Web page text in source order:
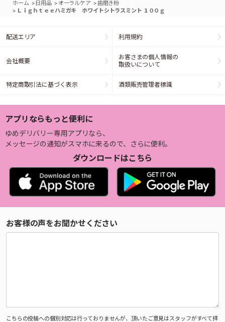
ホーム > 日用品 > オーラルケア >歯磨き粉
> Ｌｉｇｈｔｅｅハミガキ ホワイトシトラスミント １００ｇ
配送エリア 利用規約
会社概要
お客さまの個人情報の
取扱いについて
特定商取引法に基づく表示 酒類販売管理者標識
アプリならもっと便利に
ゆめデリバリー専用アプリなら、
メッセージの通知がスマホに来るので、さらに便利。
ダウンロードはこちら
お客様の声をお聞かせください
こちらの投稿への個別対応は行っておりませんが、頂いたご意見はスタッフがすべて拝